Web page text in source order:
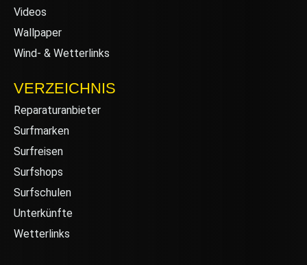
Videos
Wallpaper
Wind- & Wetterlinks
VERZEICHNIS
Reparaturanbieter
Surfmarken
Surfreisen
Surfshops
Surfschulen
Unterkünfte
Wetterlinks